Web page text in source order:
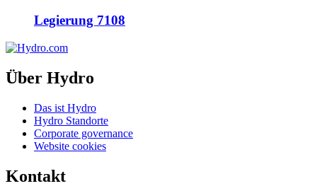
Legierung 7108
Über Hydro
Das ist Hydro
Hydro Standorte
Corporate governance
Website cookies
Kontakt